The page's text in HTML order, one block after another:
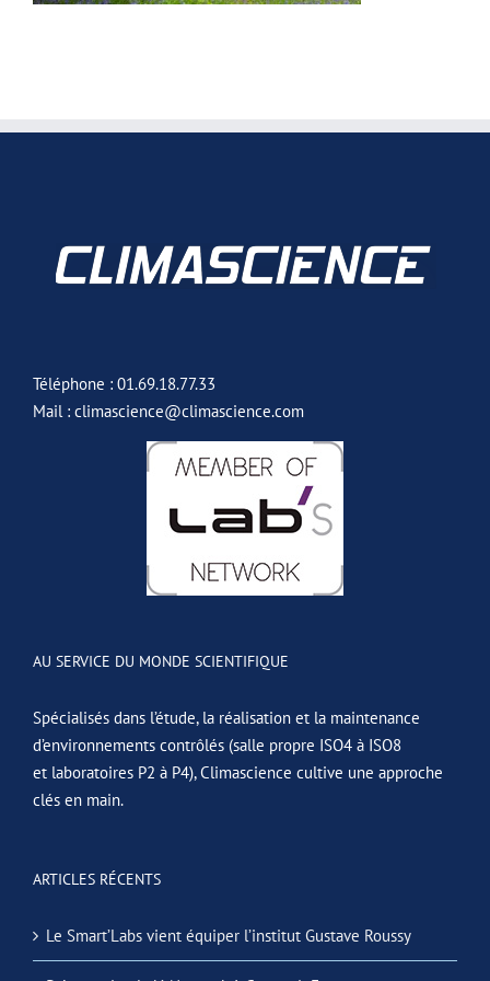
Téléphone : 01.69.18.77.33
Mail : climascience@climascience.com
AU SERVICE DU MONDE SCIENTIFIQUE
Spécialisés dans l’étude, la réalisation et la maintenance
d’environnements contrôlés (salle propre ISO4 à ISO8
et laboratoires P2 à P4), Climascience cultive une approche
clés en main.
ARTICLES RÉCENTS
Le Smart’Labs vient équiper l’institut Gustave Roussy